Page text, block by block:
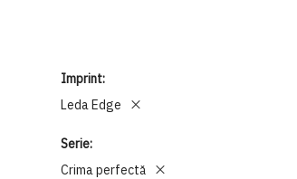
Imprint
Leda Edge
Serie
Crima perfectă